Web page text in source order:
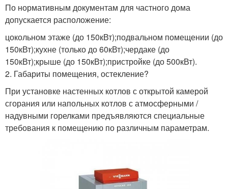
По нормативным документам для частного дома
допускается расположение:
цокольном этаже (до 150кВт);подвальном помещении (до
150кВт);кухне (только до 60кВт);чердаке (до
150кВт);крыше (до 150кВт);пристройке (до 500кВт).
2. Габариты помещения, остекление?
При установке настенных котлов с открытой камерой
сгорания или напольных котлов с атмосферными /
надувными горелками предъявляются специальные
требования к помещению по различным параметрам.